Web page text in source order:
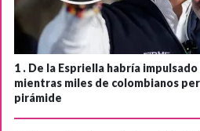
1 . De la Espriella habría
mientras miles de colombianos
pirámide